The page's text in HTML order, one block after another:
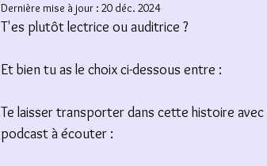
Dernière mise à jour : 20 déc. 2024
T'es plutôt lectrice ou auditrice ?
Et bien tu as le choix ci-dessous entre :
Te laisser transporter dans cette histoire
podcast à écouter :